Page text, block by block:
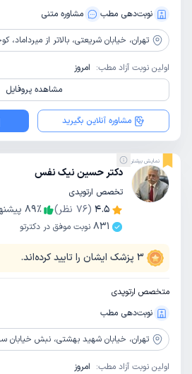
نوبت‌دهی مطب
مشاوره‌ متنی
تهران، خیابان شریعتی، بالاتر از میرداماد، کوچه
اولین نوبت آزاد مطب: امروز
مشاهده پروفایل
مشاوره آنلاین بگیرید
نمایش بیشتر
دکتر حسین نیک نفس
تخصص ارتوپدی
4.5
(
76 نظر) 89٪
831 نوبت موفق در دکترتو
3 پزشک ایشان را تایید کرده‌اند.
متخصص ارتوپدی
نوبت‌دهی مطب
تهران، خیابان شهید بهشتی، نبش خیابان سرافراز، ساختمان
اولین نوبت آزاد مطب: امروز